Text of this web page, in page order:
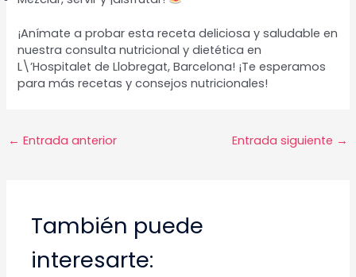
¡Anímate a probar esta receta deliciosa y saludable en
nuestra consulta nutricional y dietética en
L\’Hospitalet de Llobregat, Barcelona! ¡Te esperamos
para más recetas y consejos nutricionales!
Navegación
← Entrada anterior Entrada siguiente →
También puede
interesarte: